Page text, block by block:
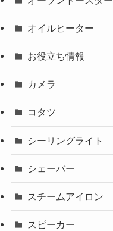
オイルヒーター
お役立ち情報
カメラ
コタツ
シーリングライト
シェーバー
スチームアイロン
スピーカー